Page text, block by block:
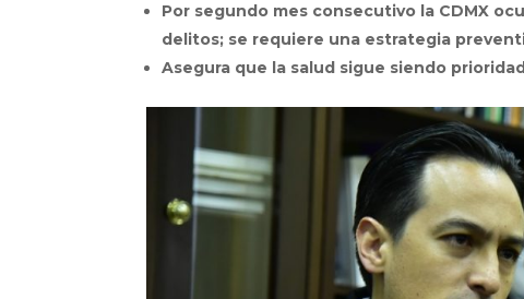
Por segundo mes consecutivo la CDMX
delitos; se requiere una estrategia
Asegura que la salud sigue siendo